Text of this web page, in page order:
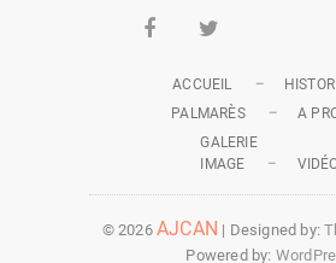
Facebook
ACCUEIL
PALMARÈS
A
GALERIE
IMAGE
© 2026AJCAN | Designed by:
Powered by: